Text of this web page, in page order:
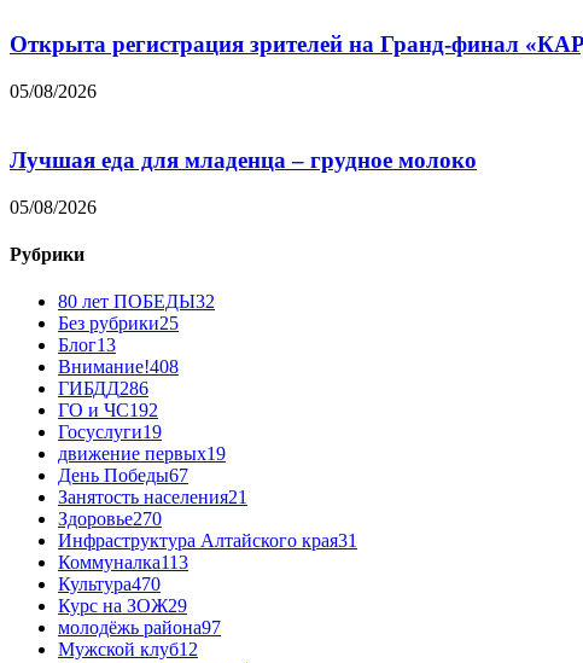
Открыта регистрация зрителей на Гранд-финал
05/08/2026
Лучшая еда для младенца – грудное молоко
05/08/2026
Рубрики
80 лет ПОБЕДЫ32
Без рубрики25
Блог13
Внимание!408
ГИБДД286
ГО и ЧС192
Госуслуги19
движение первых19
День Победы67
Занятость населения21
Здоровье270
Инфраструктура Алтайского края31
Коммуналка113
Культура470
Курс на ЗОЖ29
молодёжь района97
Мужской клуб12